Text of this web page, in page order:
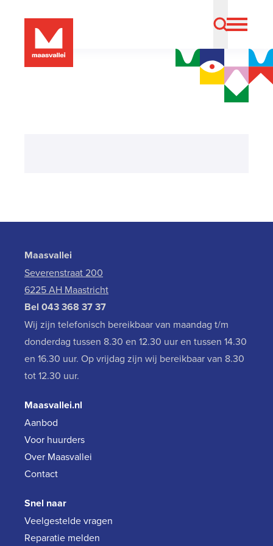
Maasvallei
Severenstraat 200
6225 AH Maastricht
Bel 043 368 37 37
Wij zijn telefonisch bereikbaar van maandag t/m
donderdag tussen 8.30 en 12.30 uur en tussen 14.30
en 16.30 uur. Op vrijdag zijn wij bereikbaar van 8.30
tot 12.30 uur.
Maasvallei.nl
Aanbod
Voor huurders
Over Maasvallei
Contact
Snel naar
Veelgestelde vragen
Reparatie melden